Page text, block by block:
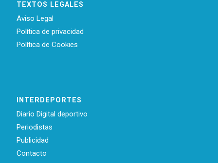
TEXTOS LEGALES
Aviso Legal
Política de privacidad
Política de Cookies
INTERDEPORTES
Diario Digital deportivo
Periodistas
Publicidad
Contacto